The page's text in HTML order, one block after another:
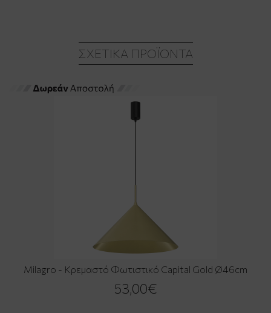
ΣΧΕΤΙΚΆ ΠΡΟΪΌΝΤΑ
Milagro - Κρεμαστό Φωτιστικό Capital Gold Ø46cm
53,00€